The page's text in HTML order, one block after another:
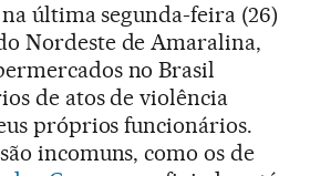
última segunda-feira (26)
Nordeste de Amaralina,
no Brasil
de atos de violência
próprios funcionários.
incomuns, como os de